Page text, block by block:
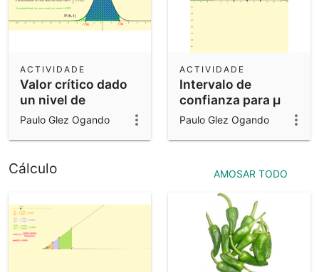
Valor crítico dado
un nivel de
confianza
ACTIVIDADE
Paulo Glez Ogando
Intervalo de
confianza para μ
sendo σ coñecida
ACTIVIDADE
Paulo Glez Ogando
Cálculo AMOSAR TODO